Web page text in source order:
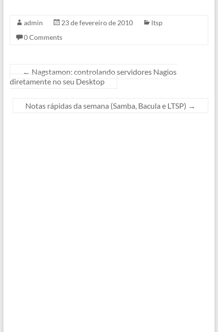
Microsystems) e Sara
Marketing), além é claro do
admin 23 de fevereiro de 2010
ltsp
0 Comments
← Nagstamon: controlando servidores Nagios
diretamente no seu Desktop
Notas rápidas da semana (Samba, Bacula e LTSP) →